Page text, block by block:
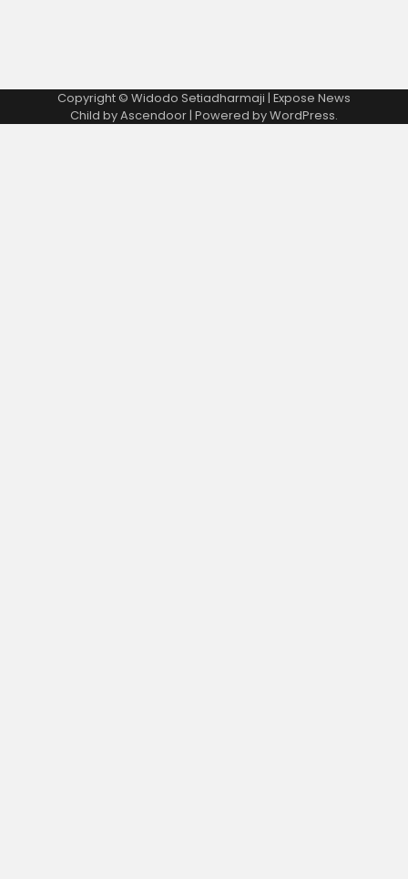
Copyright © Widodo Setiadharmaji | Expose News
Child byAscendoor| Powered byWordPress.